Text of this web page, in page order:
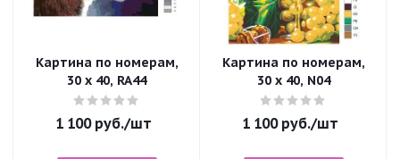
Картина по номерам,
30 x 40, RA44
1 100руб./шт
Картина по номерам,
30 x 40, N04
1 100руб./шт